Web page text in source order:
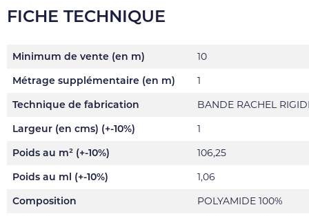
FICHE TECHNIQUE
Minimum de vente (en m)
10
Métrage supplémentaire (en m)
1
Technique de fabrication
BANDE RACHEL
Largeur (en cms) (+-10%)
1
Poids au m² (+-10%)
106,25
Poids au ml (+-10%)
1,06
Composition
POLYAMIDE 100%